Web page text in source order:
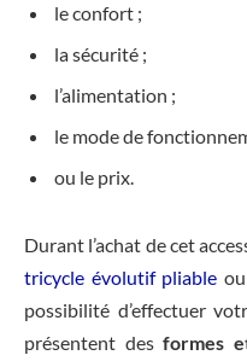
le confort ;
la sécurité ;
l’alimentation ;
le mode de
ou le prix.
Durant l’achat de cet
tricycle évolutif pliable
possibilité d’effectuer
présentent desformes